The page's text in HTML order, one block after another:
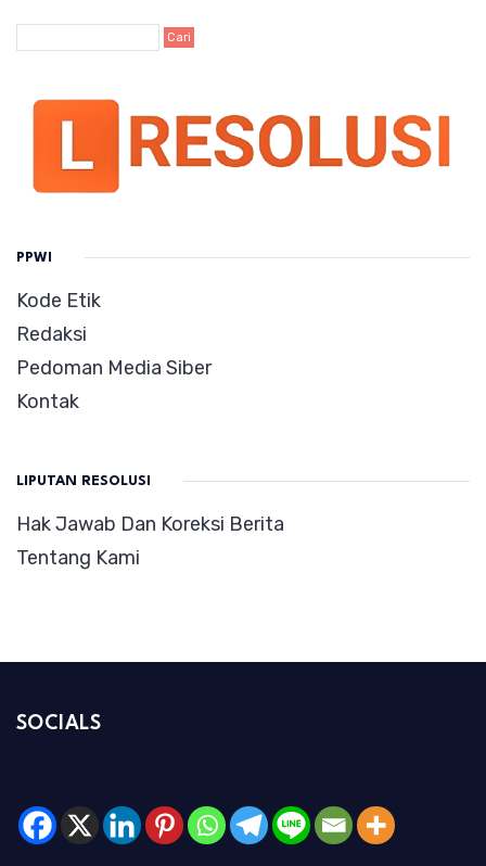
PPWI
Kode Etik
Redaksi
Pedoman Media Siber
Kontak
LIPUTAN RESOLUSI
Hak Jawab Dan Koreksi Berita
Tentang Kami
SOCIALS